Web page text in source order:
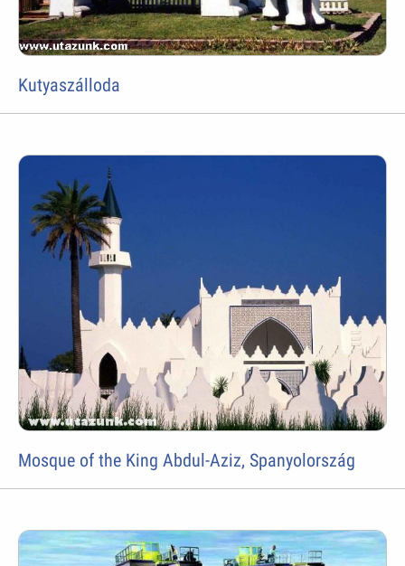
Kutyaszálloda
Mosque of the King Abdul-Aziz, Spanyolország